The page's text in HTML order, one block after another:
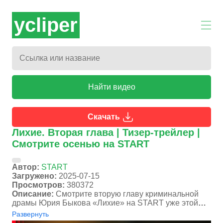
ycliper
Найти видео
Скачать
Лихие. Вторая глава | Тизер-трейлер |
Cмотрите осенью на START
Автор: START
Загружено: 2025-07-15
Просмотров: 380372
Описание: Смотрите вторую главу криминальной
драмы Юрия Быкова «Лихие» на START уже этой
осенью: https://start.ru/watch/lihie?utm_sour...
Развернуть